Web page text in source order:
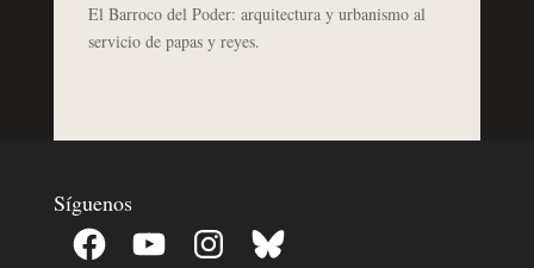
El Barroco del Poder: arquitectura y urbanismo al
servicio de papas y reyes.
Síguenos
Facebook YouTube InstagramBluesky